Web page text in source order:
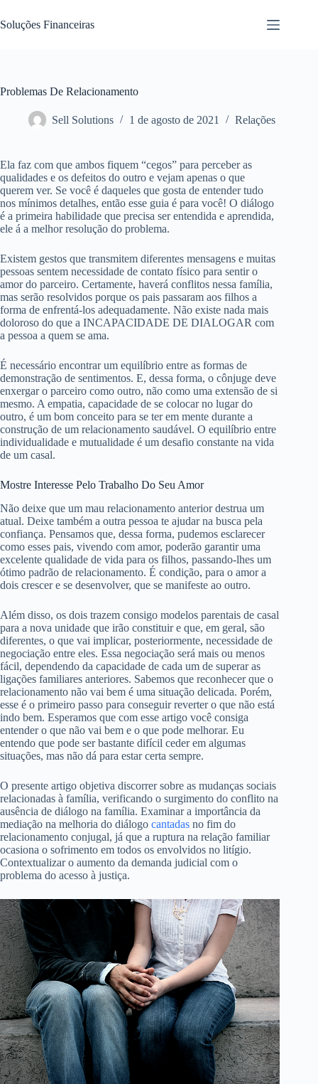
para
o
Soluções Financeiras
Problemas De Relacionamento
Sell Solutions 1 de agosto de 2021 Relações
Ela faz com que ambos fiquem “cegos” para perceber as
qualidades e os defeitos do outro e vejam apenas o que
querem ver. Se você é daqueles que gosta de entender tudo
nos mínimos detalhes, então esse guia é para você! O diálogo
é a primeira habilidade que precisa ser entendida e aprendida,
ele á a melhor resolução do problema.
Existem gestos que transmitem diferentes mensagens e muitas
pessoas sentem necessidade de contato físico para sentir o
amor do parceiro. Certamente, haverá conflitos nessa família,
mas serão resolvidos porque os pais passaram aos filhos a
forma de enfrentá-los adequadamente. Não existe nada mais
doloroso do que a INCAPACIDADE DE DIALOGAR com
a pessoa a quem se ama.
É necessário encontrar um equilíbrio entre as formas de
demonstração de sentimentos. E, dessa forma, o cônjuge deve
enxergar o parceiro como outro, não como uma extensão de si
mesmo. A empatia, capacidade de se colocar no lugar do
outro, é um bom conceito para se ter em mente durante a
construção de um relacionamento saudável. O equilíbrio entre
individualidade e mutualidade é um desafio constante na vida
de um casal.
Mostre Interesse Pelo Trabalho Do Seu Amor
Não deixe que um mau relacionamento anterior destrua um
atual. Deixe também a outra pessoa te ajudar na busca pela
confiança. Pensamos que, dessa forma, pudemos esclarecer
como esses pais, vivendo com amor, poderão garantir uma
excelente qualidade de vida para os filhos, passando-lhes um
ótimo padrão de relacionamento. É condição, para o amor a
dois crescer e se desenvolver, que se manifeste ao outro.
Além disso, os dois trazem consigo modelos parentais de casal
para a nova unidade que irão constituir e que, em geral, são
diferentes, o que vai implicar, posteriormente, necessidade de
negociação entre eles. Essa negociação será mais ou menos
fácil, dependendo da capacidade de cada um de superar as
ligações familiares anteriores. Sabemos que reconhecer que o
relacionamento não vai bem é uma situação delicada. Porém,
esse é o primeiro passo para conseguir reverter o que não está
indo bem. Esperamos que com esse artigo você consiga
entender o que não vai bem e o que pode melhorar. Eu
entendo que pode ser bastante difícil ceder em algumas
situações, mas não dá para estar certa sempre.
O presente artigo objetiva discorrer sobre as mudanças sociais
relacionadas à família, verificando o surgimento do conflito na
ausência de diálogo na família. Examinar a importância da
mediação na melhoria do diálogo cantadas no fim do
relacionamento conjugal, já que a ruptura na relação familiar
ocasiona o sofrimento em todos os envolvidos no litígio.
Contextualizar o aumento da demanda judicial com o
problema do acesso à justiça.